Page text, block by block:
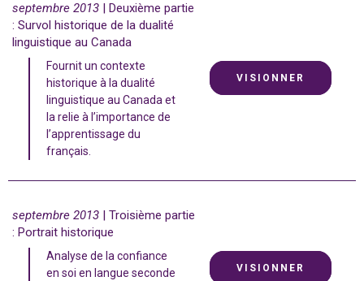
septembre 2013 | Deuxième partie
: Survol historique de la dualité
linguistique au Canada
Fournit un contexte
historique à la dualité
linguistique au Canada et
la relie à l’importance de
l’apprentissage du
français.
VISIONNER
septembre 2013 | Troisième partie
: Portrait historique
Analyse de la confiance
en soi en langue seconde
VISIONNER